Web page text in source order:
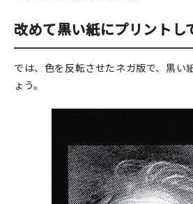
改めて黒い紙にプリントし
では、色を反転させたネガ版で、黒い
ょう。